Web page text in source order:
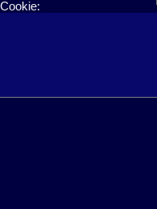
Cookie: